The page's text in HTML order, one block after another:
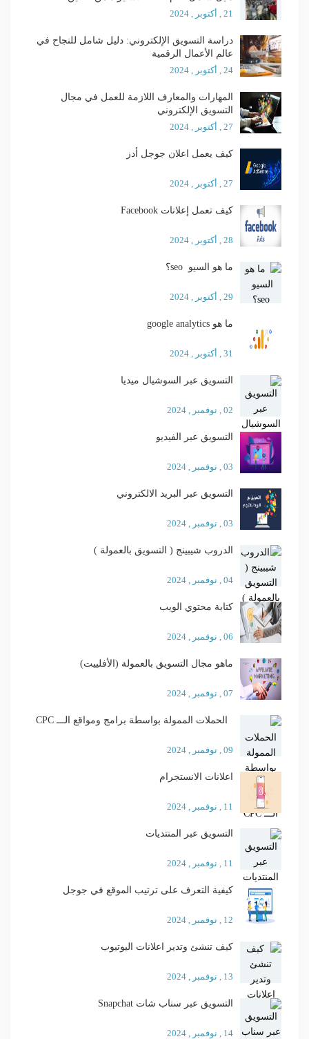
21 , أكتوبر , 2024
دراسة التسويق الإلكتروني: دليل شامل للنجاح في
عالم الأعمال الرقمية
24 , أكتوبر , 2024
المهارات والمعارف اللازمة للعمل في مجال
التسويق الإلكتروني
27 , أكتوبر , 2024
كيف يعمل اعلان جوجل أدز
27 , أكتوبر , 2024
كيف تعمل إعلانات Facebook
28 , أكتوبر , 2024
ما هو السيو seo؟
29 , أكتوبر , 2024
ما هو google analytics
31 , أكتوبر , 2024
التسويق عبر السوشيال ميديا
02 , نوفمبر , 2024
التسويق عبر الفيديو
03 , نوفمبر , 2024
التسويق عبر البريد الالكتروني
03 , نوفمبر , 2024
الدروب شيبينج ( التسويق بالعمولة )
04 , نوفمبر , 2024
كتابة محتوي الويب
06 , نوفمبر , 2024
ماهو مجال التسويق بالعمولة (الأفلييت)
07 , نوفمبر , 2024
الحملات الممولة بواسطة برامج ومواقع الـــ CPC
09 , نوفمبر , 2024
اعلانات الانستجرام
11 , نوفمبر , 2024
التسويق عبر المنتديات
11 , نوفمبر , 2024
كيفية التعرف على ترتيب الموقع في جوجل
12 , نوفمبر , 2024
كيف تنشئ وتدير اعلانات اليوتيوب
13 , نوفمبر , 2024
التسويق عبر سناب شات Snapchat
14 , نوفمبر , 2024